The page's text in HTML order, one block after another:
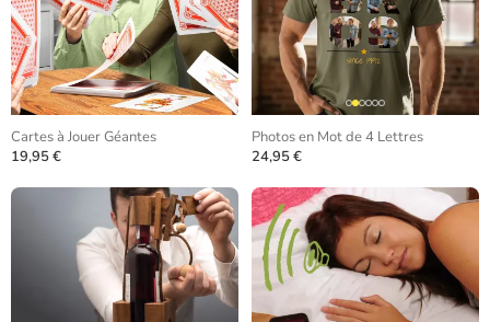
Cartes à Jouer Géantes
19,95 €
Photos en Mot de 4 Lettres
24,95 €